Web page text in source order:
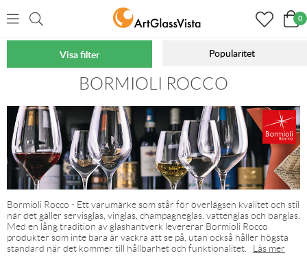
0
BORMIOLI ROCCO
Bormioli Rocco - Ett varumärke som står för överlägsen kvalitet och stil
när det gäller servisglas, vinglas, champagneglas, vattenglas och barglas.
Med en lång tradition av glashantverk levererar Bormioli Rocco
produkter som inte bara är vackra att se på, utan också håller högsta
standard när det kommer till hållbarhet och funktionalitet. Läs mer
Visa filter Popularitet